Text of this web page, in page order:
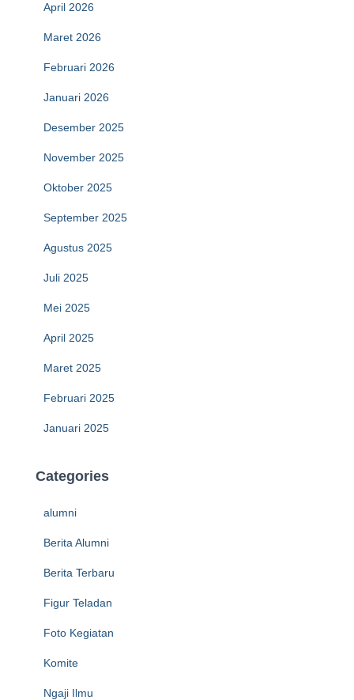
April 2026
Maret 2026
Februari 2026
Januari 2026
Desember 2025
November 2025
Oktober 2025
September 2025
Agustus 2025
Juli 2025
Mei 2025
April 2025
Maret 2025
Februari 2025
Januari 2025
Categories
alumni
Berita Alumni
Berita Terbaru
Figur Teladan
Foto Kegiatan
Komite
Ngaji Ilmu